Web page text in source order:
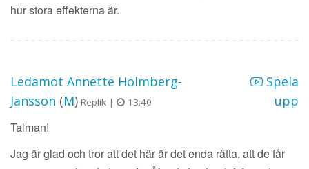
hur stora effekterna är.
Ledamot Annette Holmberg-
Jansson (M) Replik | 13:40
Spela
upp
Talman!
Jag är glad och tror att det här är det enda rätta, att de får